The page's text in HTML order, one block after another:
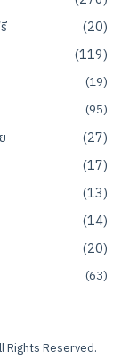
(20)
(119)
(19)
(95)
(27)
(17)
(13)
(14)
(20)
(63)
Rights Reserved.